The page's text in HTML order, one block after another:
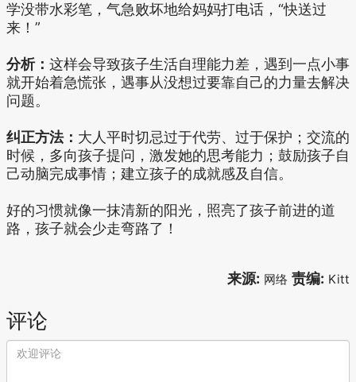
学没带水彩笔，气急败坏地给妈妈打电话，“快送过
来！”
分析： 这样会导致孩子生活自理能力差，遇到一点小事
就开始着急慌张，遇事从没想过要靠自己的力量去解决
问题。
纠正方法： 大人平时切忌过于代劳、过于保护；交流的
时候，多向孩子提问，激发她的思考能力；鼓励孩子自
己动脑完成事情；建立孩子的成就感及自信。
好的习惯就像一抹清新的阳光，照亮了孩子前进的道
路，孩子就会少走弯路了！
来源: 网络 责编: Kitt
评论